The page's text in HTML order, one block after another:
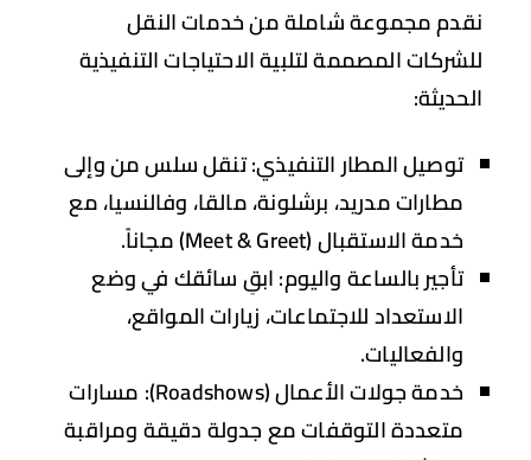
مجموعة شاملة من خدمات النقل
المصممة لتلبية الاحتياجات التنفيذية
توصيل المطار التنفيذي:تنقل سلس من وإلى
مطارات مدريد، برشلونة، مالقا، وفالنسيا، مع
خدمة الاستقبال (Meet & Greet) مجاناً.
تأجير بالساعة واليوم:ابقِ سائقك في وضع
الاستعداد للاجتماعات، زيارات المواقع،
والفعاليات.
خدمة جولات الأعمال (Roadshows):
مسارات
متعددة التوقفات مع جدولة دقيقة ومراقبة